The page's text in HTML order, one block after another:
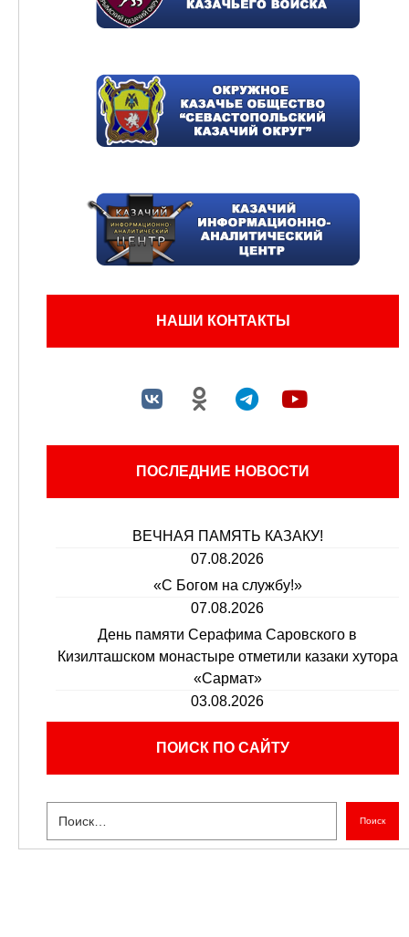
НАШИ КОНТАКТЫ
ПОСЛЕДНИЕ НОВОСТИ
ВЕЧНАЯ ПАМЯТЬ КАЗАКУ!
07.08.2026
«С Богом на службу!»
07.08.2026
День памяти Серафима Саровского в
Кизилташском монастыре отметили казаки хутора
«Сармат»
03.08.2026
ПОИСК ПО САЙТУ
Поиск